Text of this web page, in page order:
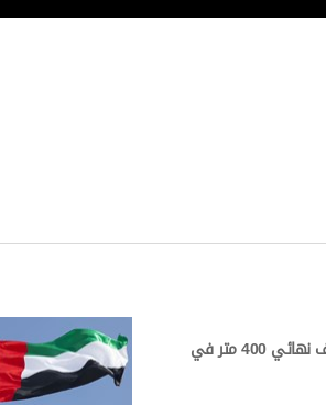
مريم كريم تتأّهل إلى نصف نهائي 400 متر في